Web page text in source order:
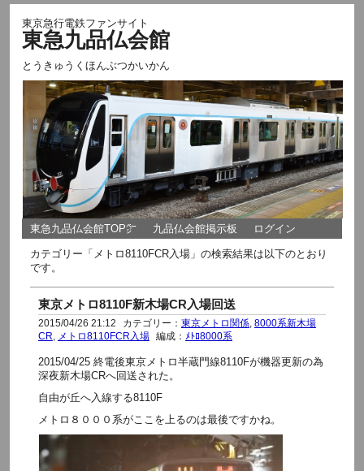
東京急行電鉄ファンサイト
東急九品仏会館
とうきゅうくほんぶつかいかん
東急九品仏会館TOP㌻ 九品仏会館掲示板 ログイン
カテゴリー「メトロ8110FCR入場」の検索結果は以下のとおり
です。
東京メトロ8110F新木場CR入場回送
2015/04/26 21:12 カテゴリー： 東京メトロ関係, 8000系新木場
CR
メトロ8110FCR入場 編成： ﾒﾄﾛ8000系
2015/04/25 終電後東京メトロ半蔵門線8110Fが機器更新の為
深夜新木場CRへ回送された。
自由が丘へ入線する8110F
メトロ８０００系がここを上るのは最後ですかね。